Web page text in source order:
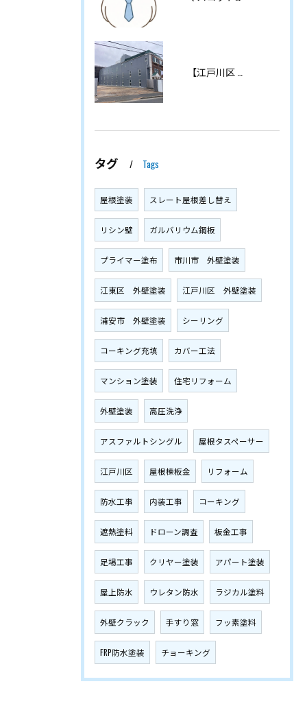
タグ Tags
屋根塗装 スレート屋根差し替え
リシン壁 ガルバリウム鋼板
プライマー塗布 市川市 外壁塗装
江東区 外壁塗装 江戸川区 外壁塗装
浦安市 外壁塗装 シーリング
コーキング充填 カバー工法
マンション塗装 住宅リフォーム
外壁塗装 高圧洗浄
アスファルトシングル 屋根タスペーサー
江戸川区 屋根棟板金 リフォーム
防水工事 内装工事 コーキング
遮熱塗料 ドローン調査 板金工事
足場工事 クリヤー塗装 アパート塗装
屋上防水 ウレタン防水 ラジカル塗料
外壁クラック 手すり窓 フッ素塗料
FRP防水塗装 チョーキング